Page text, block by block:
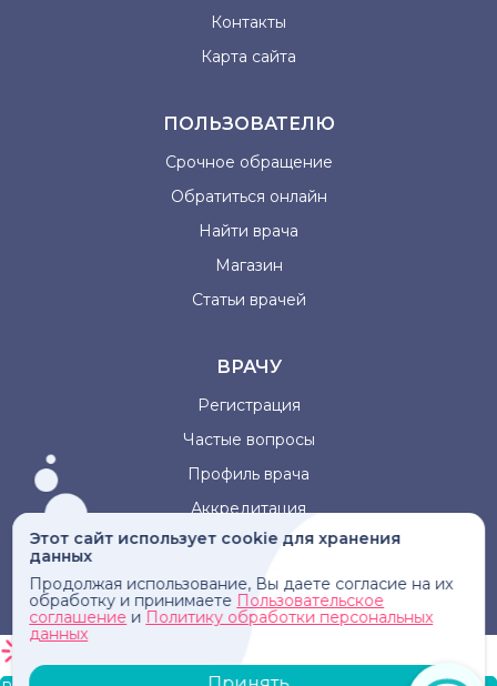
Этот сайт использует cookie для хранения
данных
Продолжая использование, Вы даете согласие на их
обработку и принимаете Пользовательское
соглашение и Политику обработки персональных
данных
Контакты
Карта сайта
ПОЛЬЗОВАТЕЛЮ
Срочное обращение
Обратиться онлайн
Найти врача
Магазин
Статьи врачей
ВРАЧУ
Регистрация
Частые вопросы
Профиль врача
Аккредитация
Информация, представленная на сайте, не может быть
использована для постановки диагноза, назначения
лечения и не заменяет прием врача.